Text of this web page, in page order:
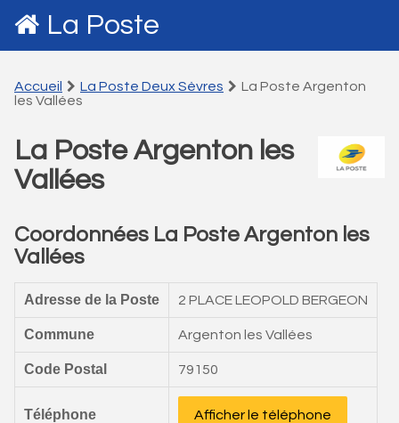
La Poste
Accueil La Poste Deux Sèvres
La Poste Argenton
les Vallées
La Poste Argenton les
Vallées
Coordonnées La Poste Argenton les
Vallées
Adresse de la Poste 2 PLACE LEOPOLD BERGEON
Commune Argenton les Vallées
Code Postal 79150
Téléphone Afficher le téléphone